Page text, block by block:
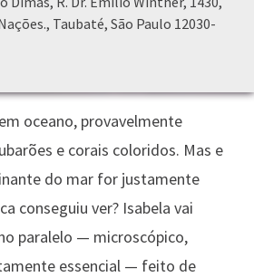
Taubaté, São Paulo 12030-
oceano, provavelmente
e corais coloridos. Mas e
do mar for justamente
conseguiu ver? Isabela vai
paralelo — microscópico,
essencial — feito de